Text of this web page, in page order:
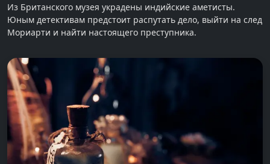
Из Британского музея украдены индийские аметисты.
Юным детективам предстоит распутать дело, выйти на след
Мориарти и найти настоящего преступника.